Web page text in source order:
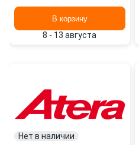
В корзину
8 - 13 августа
Нет в наличии